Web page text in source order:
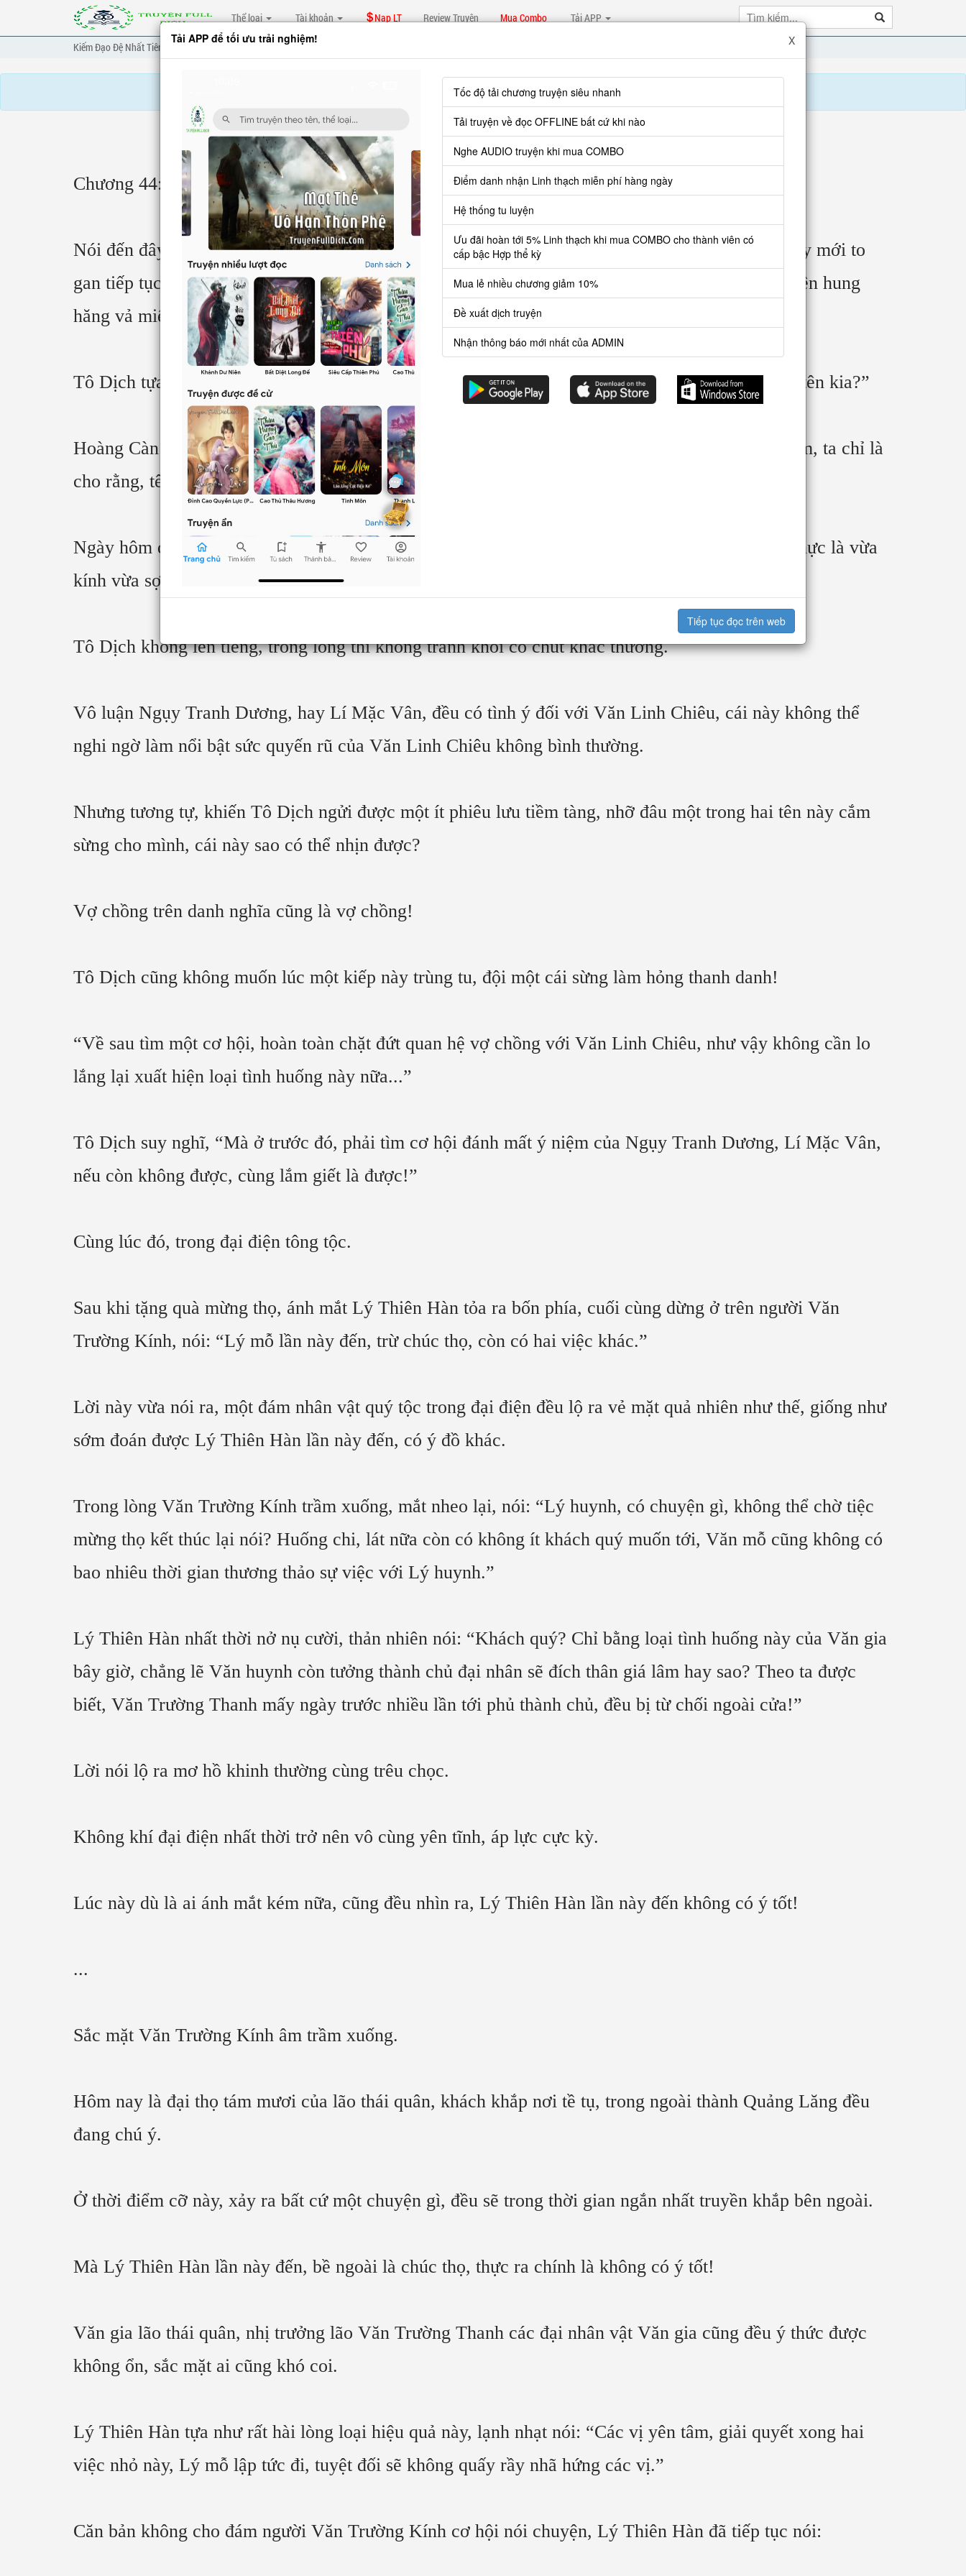
Thể loại Tài khoản Nạp LT Review Truyện Mua Combo Tải APP
Kiếm Đạo Đệ Nhất Tiên Chương 44
Báo lỗi, nhờ hỗ trợ, yêu cầu cập nhập.
KIẾM ĐẠO ĐỆ NHẤT TIÊN
Chương 44 : Lạnh lùng thoáng nhìn tan thành mây khói (1)
Chương 44: Lạnh lùng thoáng nhìn tan thành mây khói (1)
Nói đến đây, hắn vụng trộm nhìn nhìn vẻ mặt Tô Dịch, thấy người sau vẫn chưa tức giận, lúc này mới to
gan tiếp tục nói: “Nhưng, hắn sao có thể so với Tô ca? Chỉ hướng vừa rồi hắn nói câu nói kia, nên hung
hăng vả miệng!”
Tô Dịch tựa cười mà không cười nhìn hắn một cái, nói: “Ngươi là muốn giựt giây ta đi thu thập tên kia?”
Hoàng Càn Tuấn cứng đờ cả người, toát mồ hôi lạnh, vội vàng xua tay nói: “Tô ca đừng hiểu lầm, ta chỉ là
cho rằng, tên kia nói năng quá cay độc, làm ta cũng rất tức giận!”
Ngày hôm qua sau khi ở lầu Tụ Tiên lĩnh giáo thủ đoạn của Tô Dịch, hắn đối với Tô Dịch quả thực là vừa
kính vừa sợ, so với chuột nhìn thấy mèo còn không bằng, nào dám có tâm tư lệch lạc?
Tô Dịch không lên tiếng, trong lòng thì không tránh khỏi có chút khác thường.
Vô luận Ngụy Tranh Dương, hay Lí Mặc Vân, đều có tình ý đối với Văn Linh Chiêu, cái này không thể
nghi ngờ làm nổi bật sức quyến rũ của Văn Linh Chiêu không bình thường.
Nhưng tương tự, khiến Tô Dịch ngửi được một ít phiêu lưu tiềm tàng, nhỡ đâu một trong hai tên này cắm
sừng cho mình, cái này sao có thể nhịn được?
Vợ chồng trên danh nghĩa cũng là vợ chồng!
Tô Dịch cũng không muốn lúc một kiếp này trùng tu, đội một cái sừng làm hỏng thanh danh!
“Về sau tìm một cơ hội, hoàn toàn chặt đứt quan hệ vợ chồng với Văn Linh Chiêu, như vậy không cần lo
lắng lại xuất hiện loại tình huống này nữa...”
Tô Dịch suy nghĩ, “Mà ở trước đó, phải tìm cơ hội đánh mất ý niệm của Ngụy Tranh Dương, Lí Mặc Vân,
nếu còn không được, cùng lắm giết là được!”
Cùng lúc đó, trong đại điện tông tộc.
Sau khi tặng quà mừng thọ, ánh mắt Lý Thiên Hàn tỏa ra bốn phía, cuối cùng dừng ở trên người Văn
Trường Kính, nói: “Lý mỗ lần này đến, trừ chúc thọ, còn có hai việc khác.”
Lời này vừa nói ra, một đám nhân vật quý tộc trong đại điện đều lộ ra vẻ mặt quả nhiên như thế, giống như
sớm đoán được Lý Thiên Hàn lần này đến, có ý đồ khác.
Trong lòng Văn Trường Kính trầm xuống, mắt nheo lại, nói: “Lý huynh, có chuyện gì, không thể chờ tiệc
mừng thọ kết thúc lại nói? Huống chi, lát nữa còn có không ít khách quý muốn tới, Văn mỗ cũng không có
bao nhiêu thời gian thương thảo sự việc với Lý huynh.”
Lý Thiên Hàn nhất thời nở nụ cười, thản nhiên nói: “Khách quý? Chỉ bằng loại tình huống này của Văn gia
bây giờ, chẳng lẽ Văn huynh còn tưởng thành chủ đại nhân sẽ đích thân giá lâm hay sao? Theo ta được
biết, Văn Trường Thanh mấy ngày trước nhiều lần tới phủ thành chủ, đều bị từ chối ngoài cửa!”
Lời nói lộ ra mơ hồ khinh thường cùng trêu chọc.
Không khí đại điện nhất thời trở nên vô cùng yên tĩnh, áp lực cực kỳ.
Lúc này dù là ai ánh mắt kém nữa, cũng đều nhìn ra, Lý Thiên Hàn lần này đến không có ý tốt!
...
Sắc mặt Văn Trường Kính âm trầm xuống.
Hôm nay là đại thọ tám mươi của lão thái quân, khách khắp nơi tề tụ, trong ngoài thành Quảng Lăng đều
đang chú ý.
Ở thời điểm cỡ này, xảy ra bất cứ một chuyện gì, đều sẽ trong thời gian ngắn nhất truyền khắp bên ngoài.
Mà Lý Thiên Hàn lần này đến, bề ngoài là chúc thọ, thực ra chính là không có ý tốt!
Văn gia lão thái quân, nhị trưởng lão Văn Trường Thanh các đại nhân vật Văn gia cũng đều ý thức được
không ổn, sắc mặt ai cũng khó coi.
Lý Thiên Hàn tựa như rất hài lòng loại hiệu quả này, lạnh nhạt nói: “Các vị yên tâm, giải quyết xong hai
việc nhỏ này, Lý mỗ lập tức đi, tuyệt đối sẽ không quấy rầy nhã hứng các vị.”
Căn bản không cho đám người Văn Trường Kính cơ hội nói chuyện, Lý Thiên Hàn đã tiếp tục nói:
Tải APP để tối ưu trải nghiệm! X
Tốc độ tải chương truyện siêu nhanh
Tải truyện về đọc OFFLINE bất cứ khi nào
Nghe AUDIO truyện khi mua COMBO
Điểm danh nhận Linh thạch miễn phí hàng ngày
Hệ thống tu luyện
Ưu đãi hoàn tới 5% Linh thạch khi mua COMBO cho thành viên có
cấp bậc Hợp thể kỳ
Mua lẻ nhiều chương giảm 10%
Đề xuất dịch truyện
Nhận thông báo mới nhất của ADMIN
Tiếp tục đọc trên web